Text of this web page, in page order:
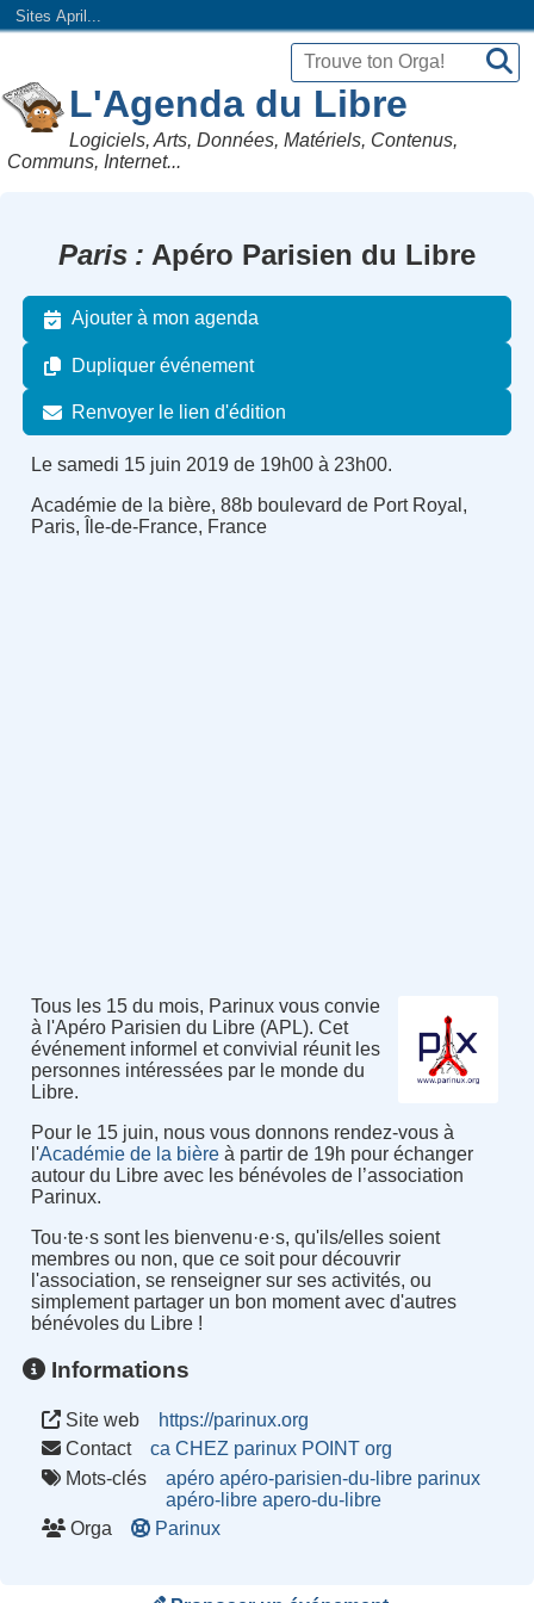
Sites April...
L'Agenda du Libre
Logiciels, Arts, Données, Matériels, Contenus,
Communs, Internet...
Paris Apéro Parisien du Libre
Ajouter à mon agenda
Dupliquer événement
Renvoyer le lien d'édition
Le samedi 15 juin 2019 de 19h00 à 23h00.
Académie de la bière, 88b boulevard de Port Royal,
Paris, Île-de-France, France
Tous les 15 du mois, Parinux vous convie
à l'Apéro Parisien du Libre (APL). Cet
événement informel et convivial réunit les
personnes intéressées par le monde du
Libre.
Pour le 15 juin, nous vous donnons rendez-vous à
l'Académie de la bièreà partir de 19h pour échanger
autour du Libre avec les bénévoles de l’association
Parinux.
Tou·te·s sont les bienvenu·e·s, qu'ils/elles soient
membres ou non, que ce soit pour découvrir
l'association, se renseigner sur ses activités, ou
simplement partager un bon moment avec d'autres
bénévoles du Libre !
Informations
Site web
https://parinux.org
Contact
ca CHEZ parinux POINT org
Mots-clés
apéro apéro-parisien-du-libre parinux
apéro-libre apero-du-libre
Orga
Parinux